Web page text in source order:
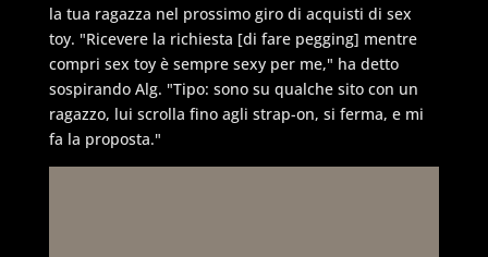
la tua ragazza nel prossimo giro di acquisti di sex
toy. "Ricevere la richiesta [di fare pegging] mentre
compri sex toy è sempre sexy per me," ha detto
sospirando Alg. "Tipo: sono su qualche sito con un
ragazzo, lui scrolla fino agli strap-on, si ferma, e mi
fa la proposta."